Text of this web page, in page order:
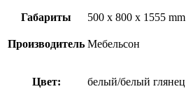
Габариты 500 x 800 x 1555 mm
Производитель Мебельсон
Цвет: белый/белый глянец